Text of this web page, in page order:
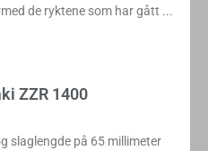
de ryktene som har gått
ZZR 1400
slaglengde på 65 millimeter